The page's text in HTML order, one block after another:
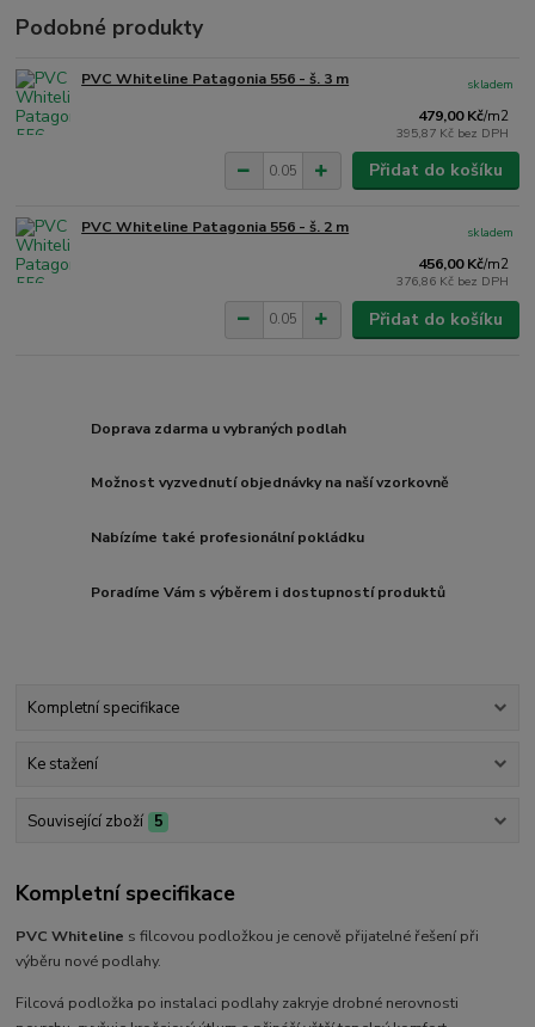
Podobné produkty
PVC Whiteline Patagonia 556 - š. 3 m
479,00 Kč/m2
395,87 Kč bez DPH
skladem
Přidat do košíku
PVC Whiteline Patagonia 556 - š. 2 m
456,00 Kč/m2
376,86 Kč bez DPH
skladem
Přidat do košíku
Doprava zdarma u vybraných podlah
Možnost vyzvednutí objednávky na naší vzorkovně
Nabízíme také profesionální pokládku
Poradíme Vám s výběrem i dostupností produktů
Kompletní specifikace
Ke stažení
Související zboží 5
Kompletní specifikace
PVCWhiteline s filcovou podložkou je cenově přijatelné řešení při
výběru nové podlahy.
Filcová podložka po instalaci podlahy zakryje drobné nerovnosti